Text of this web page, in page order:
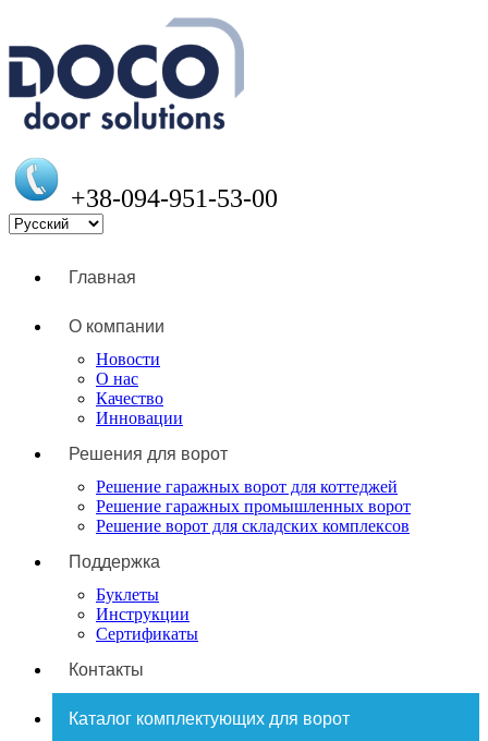
+38-094-951-53-00
Главная
О компании
Новости
О нас
Качество
Инновации
Решения для ворот
Решение гаражных ворот для коттеджей
Решение гаражных промышленных ворот
Решение ворот для складских комплексов
Поддержка
Буклеты
Инструкции
Сертификаты
Контакты
Каталог комплектующих для ворот